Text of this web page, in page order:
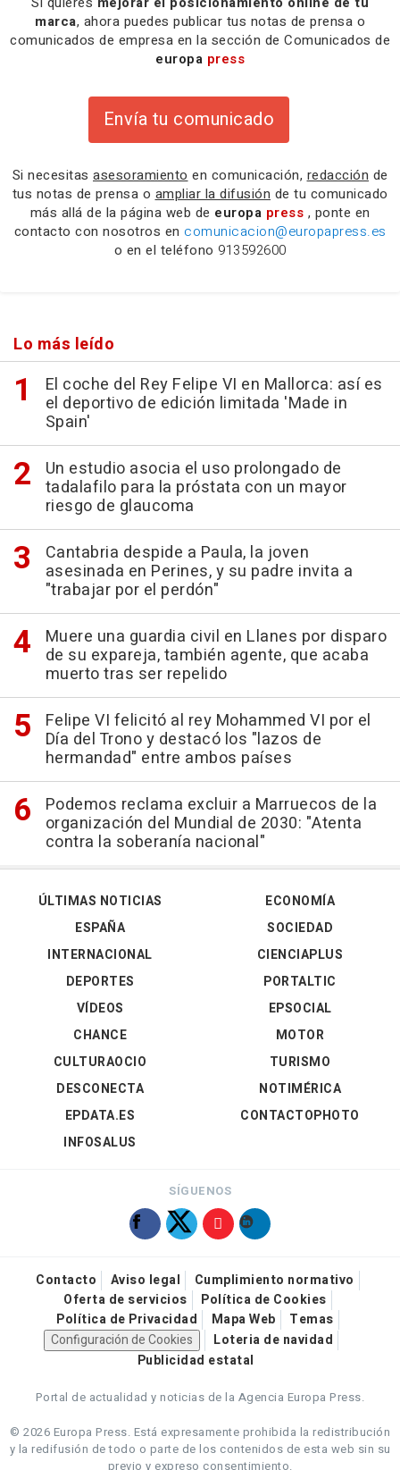
marca, ahora puedes publicar tus notas de prensa o
comunicados de empresa en la sección de Comunicados de
europa press
Envía tu comunicado
Si necesitas asesoramiento en comunicación, redacción de
tus notas de prensa o ampliar la difusión de tu comunicado
más allá de la página web de europa press , ponte en
contacto con nosotros en comunicacion@europapress.es
o en el teléfono 913592600
Lo más leído
El coche del Rey Felipe VI en Mallorca: así es
el deportivo de edición limitada 'Made in
Spain'
Un estudio asocia el uso prolongado de
tadalafilo para la próstata con un mayor
riesgo de glaucoma
Cantabria despide a Paula, la joven
asesinada en Perines, y su padre invita a
"trabajar por el perdón"
Muere una guardia civil en Llanes por disparo
de su expareja, también agente, que acaba
muerto tras ser repelido
Felipe VI felicitó al rey Mohammed VI por el
Día del Trono y destacó los "lazos de
hermandad" entre ambos países
Podemos reclama excluir a Marruecos de la
organización del Mundial de 2030: "Atenta
contra la soberanía nacional"
ÚLTIMAS NOTICIAS
ESPAÑA
INTERNACIONAL
DEPORTES
VÍDEOS
ECONOMÍA
SOCIEDAD
CIENCIAPLUS
PORTALTIC
EPSOCIAL
CHANCE
CULTURAOCIO
DESCONECTA
EPDATA.ES
INFOSALUS
MOTOR
TURISMO
NOTIMÉRICA
CONTACTOPHOTO
SÍGUENOS
Contacto Aviso legal
Cumplimiento normativo
Oferta de servicios
Política de Cookies
Política de Privacidad
Mapa Web
Temas
Configuración de Cookies
Loteria de navidad
Publicidad estatal
Portal de actualidad y noticias de la Agencia Europa Press.
© 2026 Europa Press. Está expresamente prohibida la redistribución
y la redifusión de todo o parte de los contenidos de esta web sin su
previo y expreso consentimiento.